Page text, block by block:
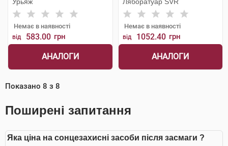
Немає в наявності
від 583.00 грн
АНАЛОГИ
Немає в наявності
від 1052.40 грн
АНАЛОГИ
Показано 8 з 8
Поширені запитання
Яка ціна на сонцезахисні засоби після засмаги ?